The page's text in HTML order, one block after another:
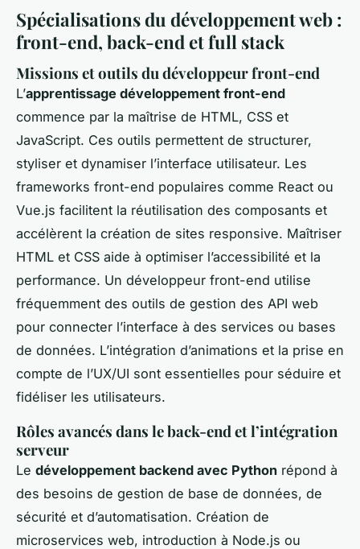
Spécialisations du développement web :
front-end, back-end et full stack
Missions et outils du développeur front-end
L’apprentissage développement front-end
commence par la maîtrise de HTML, CSS et
JavaScript. Ces outils permettent de structurer,
styliser et dynamiser l’interface utilisateur. Les
frameworks front-end populaires comme React ou
Vue.js facilitent la réutilisation des composants et
accélèrent la création de sites responsive. Maîtriser
HTML et CSS aide à optimiser l’accessibilité et la
performance. Un développeur front-end utilise
fréquemment des outils de gestion des API web
pour connecter l’interface à des services ou bases
de données. L’intégration d’animations et la prise en
compte de l’UX/UI sont essentielles pour séduire et
fidéliser les utilisateurs.
Rôles avancés dans le back-end et l’intégration
serveur
Le développement backend avec Python répond à
des besoins de gestion de base de données, de
sécurité et d’automatisation. Création de
microservices web, introduction à Node.js ou